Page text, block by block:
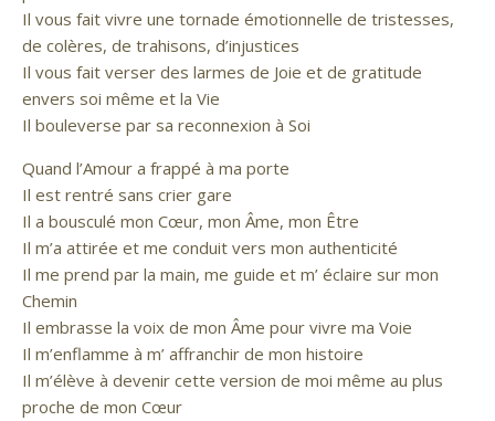
Il vous fait vivre une tornade émotionnelle de tristesses,
de colères, de trahisons, d’injustices
Il vous fait verser des larmes de Joie et de gratitude
envers soi même et la Vie
Il bouleverse par sa reconnexion à Soi
Quand l’Amour a frappé à ma porte
Il est rentré sans crier gare
Il a bousculé mon Cœur, mon Âme, mon Être
Il m’a attirée et me conduit vers mon authenticité
Il me prend par la main, me guide et m’ éclaire sur mon
Chemin
Il embrasse la voix de mon Âme pour vivre ma Voie
Il m’enflamme à m’ affranchir de mon histoire
Il m’élève à devenir cette version de moi même au plus
proche de mon Cœur